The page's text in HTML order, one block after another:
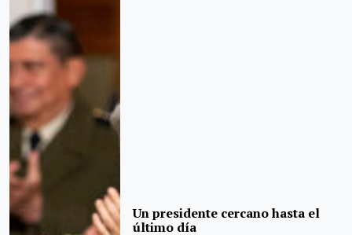
Un presidente cercano hasta el
último día